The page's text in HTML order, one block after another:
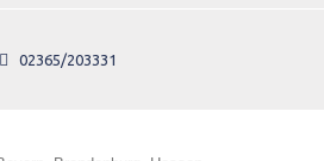
02365/203331